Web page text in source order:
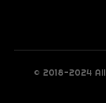
© 2018-2024